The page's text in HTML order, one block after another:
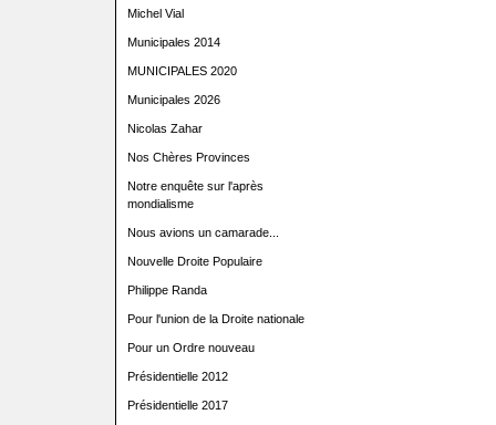
Michel Vial
Municipales 2014
MUNICIPALES 2020
Municipales 2026
Nicolas Zahar
Nos Chères Provinces
Notre enquête sur l'après
mondialisme
Nous avions un camarade...
Nouvelle Droite Populaire
Philippe Randa
Pour l'union de la Droite nationale
Pour un Ordre nouveau
Présidentielle 2012
Présidentielle 2017